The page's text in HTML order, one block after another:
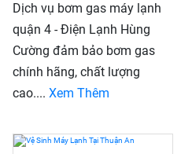
Dịch vụ bơm gas máy lạnh
quận 4 - Điện Lạnh Hùng
Cường đảm bảo bơm gas
chính hãng, chất lượng
cao.... Xem Thêm